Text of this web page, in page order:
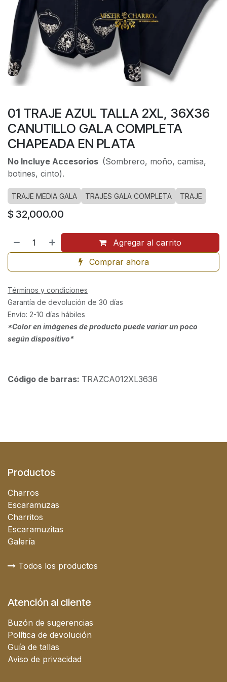
01 TRAJE AZUL TALLA 2XL, 36X36
CANUTILLO GALA COMPLETA
CHAPEADA EN PLATA
No Incluye Accesorios (Sombrero, moño, camisa,
botines, cinto).
TRAJE MEDIA GALA TRAJES GALA COMPLETA TRAJE
$ 32,000.00
Agregar al carrito
Comprar ahora
Términos y condiciones
Garantía de devolución de 30 días
Envío: 2-10 días hábiles
*Color en imágenes de producto puede variar un poco
según dispositivo*
Código de barras: TRAZCA012XL3636
Productos
Charros
Escaramuzas
Charritos
Escaramuzitas
Galería
Todos los productos
Atención al cliente
Buzón de sugerencias
Política de devolución
Guía de tallas
Aviso de privacidad